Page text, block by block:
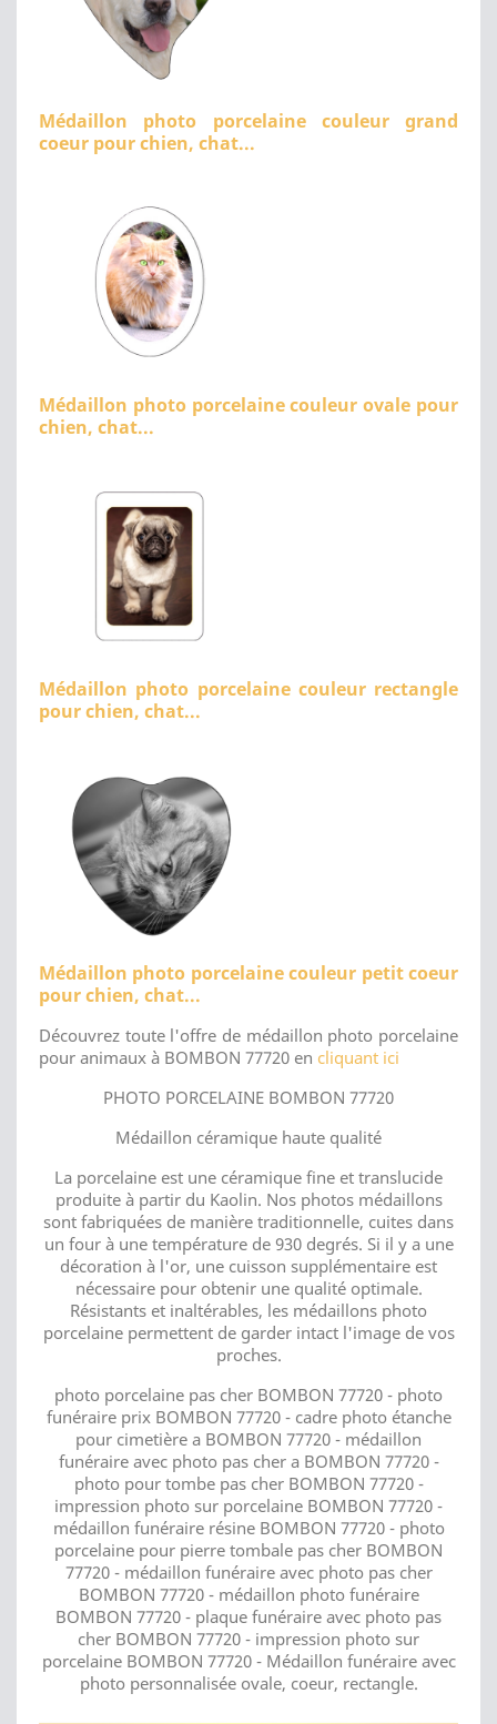
Médaillon photo porcelaine couleur grand
coeur pour chien, chat...
Médaillon photo porcelaine couleur ovale pour
chien, chat...
Médaillon photo porcelaine couleur rectangle
pour chien, chat...
Médaillon photo porcelaine couleur petit coeur
pour chien, chat...
Découvrez toute l'offre de médaillon photo porcelaine
pour animaux à BOMBON 77720 en cliquant ici
PHOTO PORCELAINE BOMBON 77720
Médaillon céramique haute qualité
La porcelaine est une céramique fine et translucide
produite à partir du Kaolin. Nos photos médaillons
sont fabriquées de manière traditionnelle, cuites dans
un four à une température de 930 degrés. Si il y a une
décoration à l'or, une cuisson supplémentaire est
nécessaire pour obtenir une qualité optimale.
Résistants et inaltérables, les médaillons photo
porcelaine permettent de garder intact l'image de vos
proches.
photo porcelaine pas cher BOMBON 77720 - photo
funéraire prix BOMBON 77720 - cadre photo étanche
pour cimetière a BOMBON 77720 - médaillon
funéraire avec photo pas cher a BOMBON 77720 -
photo pour tombe pas cher BOMBON 77720 -
impression photo sur porcelaine BOMBON 77720 -
médaillon funéraire résine BOMBON 77720 - photo
porcelaine pour pierre tombale pas cher BOMBON
77720 - médaillon funéraire avec photo pas cher
BOMBON 77720 - médaillon photo funéraire
BOMBON 77720 - plaque funéraire avec photo pas
cher BOMBON 77720 - impression photo sur
porcelaine BOMBON 77720 - Médaillon funéraire avec
photo personnalisée ovale, coeur, rectangle.